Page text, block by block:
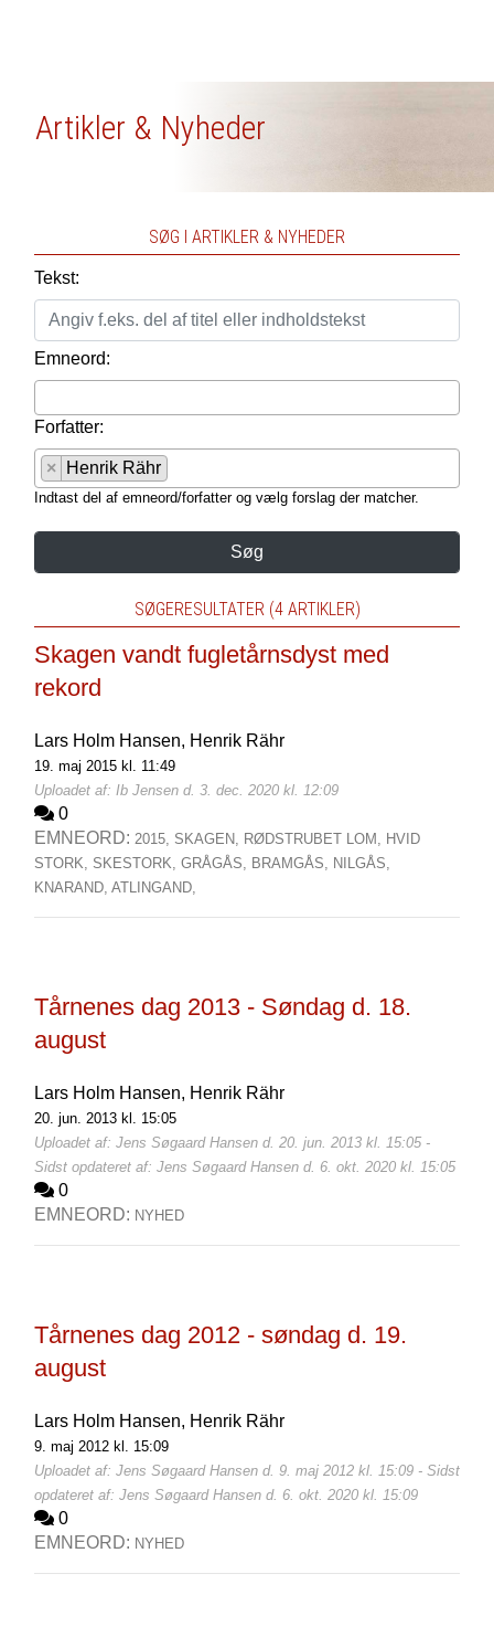
Artikler & Nyheder
SØG I ARTIKLER & NYHEDER
Tekst:
Emneord:
Forfatter:
× Henrik Rähr
Indtast del af emneord/forfatter og vælg forslag der matcher.
Søg
SØGERESULTATER (4 ARTIKLER)
Skagen vandt fugletårnsdyst med
rekord
Lars Holm Hansen, Henrik Rähr
19. maj 2015 kl. 11:49
Uploadet af: Ib Jensen d. 3. dec. 2020 kl. 12:09
0
EMNEORD: 2015, SKAGEN, RØDSTRUBET LOM, HVID
STORK, SKESTORK, GRÅGÅS, BRAMGÅS, NILGÅS,
KNARAND, ATLINGAND,
Tårnenes dag 2013 - Søndag d. 18.
august
Lars Holm Hansen, Henrik Rähr
20. jun. 2013 kl. 15:05
Uploadet af: Jens Søgaard Hansen d. 20. jun. 2013 kl. 15:05 -
Sidst opdateret af: Jens Søgaard Hansen d. 6. okt. 2020 kl. 15:05
0
EMNEORD: NYHED
Tårnenes dag 2012 - søndag d. 19.
august
Lars Holm Hansen, Henrik Rähr
9. maj 2012 kl. 15:09
Uploadet af: Jens Søgaard Hansen d. 9. maj 2012 kl. 15:09 - Sidst
opdateret af: Jens Søgaard Hansen d. 6. okt. 2020 kl. 15:09
0
EMNEORD: NYHED